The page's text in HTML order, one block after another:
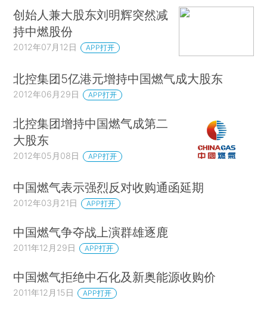
创始人兼大股东刘明辉突然减
持中燃股份
2012年07月12日 APP打开
北控集团5亿港元增持中国燃气成大股东
2012年06月29日 APP打开
北控集团增持中国燃气成第二
大股东
2012年05月08日 APP打开
中国燃气表示强烈反对收购通函延期
2012年03月21日 APP打开
中国燃气争夺战上演群雄逐鹿
2011年12月29日 APP打开
中国燃气拒绝中石化及新奥能源收购价
2011年12月15日 APP打开